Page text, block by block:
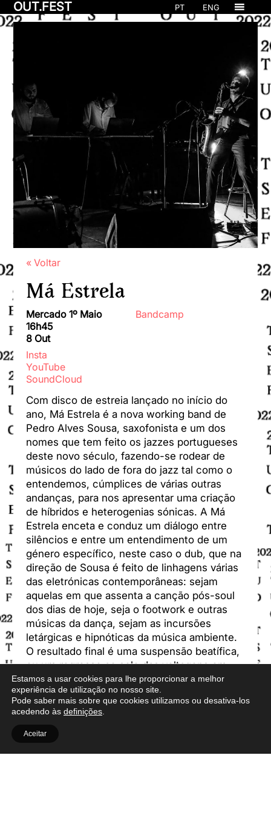
OUT.FEST PT ENG
« Voltar
Má Estrela
Mercado 1º Maio
16h45
8 Out
Bandcamp
Insta
YouTube
SoundCloud
Com disco de estreia lançado no início do
ano, Má Estrela é a nova working band de
Pedro Alves Sousa, saxofonista e um dos
nomes que tem feito os jazzes portugueses
deste novo século, fazendo-se rodear de
músicos do lado de fora do jazz tal como o
entendemos, cúmplices de várias outras
andanças, para nos apresentar uma criação
de híbridos e heterogenias sónicas. A Má
Estrela enceta e conduz um diálogo entre
silêncios e entre um entendimento de um
género específico, neste caso o dub, que na
direção de Sousa é feito de linhagens várias
das eletrónicas contemporâneas: sejam
aquelas em que assenta a canção pós-soul
dos dias de hoje, seja o footwork e outras
músicas da dança, sejam as incursões
letárgicas e hipnóticas da música ambiente.
O resultado final é uma suspensão beatífica,
ou um regresso ao solo das voltagens em
busca de asas para levitar.
Estamos a usar cookies para lhe proporcionar a melhor
experiência de utilização no nosso site.
Pode saber mais sobre que cookies utilizamos ou desativa-los
acedendo às definições
Aceitar